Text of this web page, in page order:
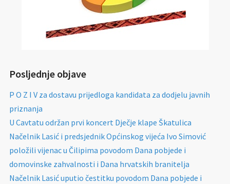
Posljednje objave
P O Z I V za dostavu prijedloga kandidata za dodjelu javnih
priznanja
U Cavtatu održan prvi koncert Dječje klape Škatulica
Načelnik Lasić i predsjednik Općinskog vijeća Ivo Simović
položili vijenac u Čilipima povodom Dana pobjede i
domovinske zahvalnosti i Dana hrvatskih branitelja
Načelnik Lasić uputio čestitku povodom Dana pobjede i